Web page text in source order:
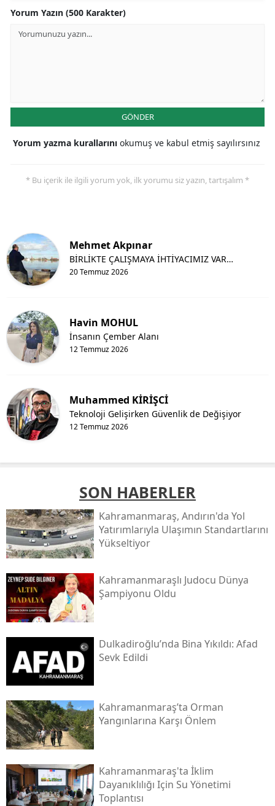
Yorum Yazın (500 Karakter)
GÖNDER
Yorum yazma kurallarını okumuş ve kabul etmiş sayılırsınız
* Bu içerik ile ilgili yorum yok, ilk yorumu siz yazın, tartışalım *
Mehmet Akpınar
20 Temmuz 2026
BİRLİKTE ÇALIŞMAYA İHTİYACIMIZ VAR…
Havin MOHUL
12 Temmuz 2026
İnsanın Çember Alanı
Muhammed KİRİŞCİ
12 Temmuz 2026
Teknoloji Gelişirken Güvenlik de Değişiyor
SON HABERLER
Kahramanmaraş, Andırın'da Yol
Yatırımlarıyla Ulaşımın Standartlarını
Yükseltiyor
Kahramanmaraşlı Judocu Dünya
Şampiyonu Oldu
Dulkadiroğlu’nda Bina Yıkıldı: Afad
Sevk Edildi
Kahramanmaraş’ta Orman
Yangınlarına Karşı Önlem
Kahramanmaraş'ta İklim
Dayanıklılığı Için Su Yönetimi
Toplantısı